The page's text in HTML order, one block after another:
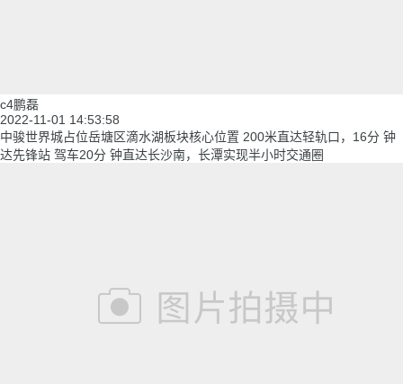
c4鹏磊
2022-11-01 14:53:58
中骏世界城占位岳塘区滴水湖板块核心位置 200米直达轻轨口，16分 钟
达先锋站 驾车20分 钟直达长沙南，长潭实现半小时交通圈